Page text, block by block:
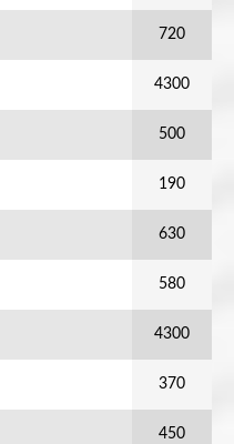
720
4300
500
190
630
580
4300
370
450